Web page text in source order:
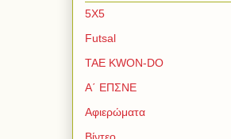
5Χ5
Futsal
TAE KWON-DO
Α΄ ΕΠΣΝΕ
Αφιερώματα